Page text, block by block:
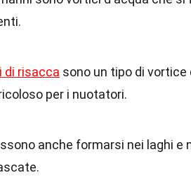
di risacca sono un tipo di
per i nuotatori.
anche formarsi nei laghi e